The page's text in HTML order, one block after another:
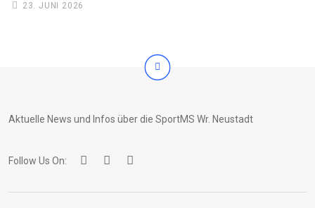
23. JUNI 2026
Aktuelle News und Infos über die SportMS Wr. Neustadt
Follow Us On: